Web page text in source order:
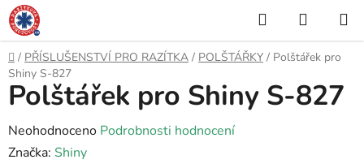
Přejít
na
obsah
Hledat
KOŠÍK
Domů
/ PŘÍSLUŠENSTVÍ PRO RAZÍTKA / POLŠTÁŘKY / Polštářek pro
Shiny S-827
Polštářek pro Shiny S-827
Průměrné
hodnocení
Neohodnoceno Podrobnosti hodnocení
Značka: Shiny